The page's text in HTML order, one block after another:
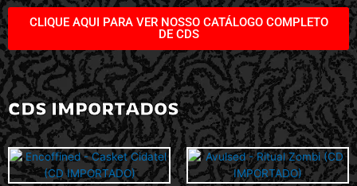
CLIQUE AQUI PARA VER NOSSO CATÁLOGO COMPLETO
DE CDS
CDS IMPORTADOS